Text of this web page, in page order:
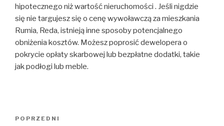
hipotecznego niż wartość nieruchomości . Jeśli nigdzie
się nie targujesz się o cenę wywoławczą za mieszkania
Rumia, Reda, istnieją inne sposoby potencjalnego
obniżenia kosztów. Możesz poprosić dewelopera o
pokrycie opłaty skarbowej lub bezpłatne dodatki, takie
jak podłogi lub meble.
Poprzedni
POPRZEDNI